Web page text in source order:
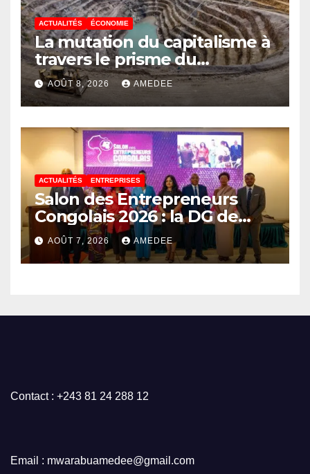
ACTUALITÉS ÉCONOMIE
La mutation du capitalisme à
travers le prisme du
Continuisme : de l’économie
de l’extraction à l’économie
de la continuité
AOÛT 8, 2026 AMEDEE
ACTUALITÉS ENTREPRISES
Salon des Entrepreneurs
Congolais 2026 : la DG de
l’ANAPI Rachel PUNGU
mobilise les investisseurs
autour de l’ambition d’une
AOÛT 7, 2026 AMEDEE
Contact : +243 81 24 288 12
Email : mwarabuamedee@gmail.com